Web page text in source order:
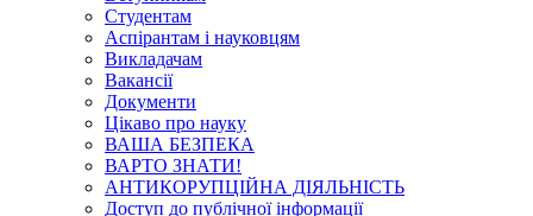
Студентам
Аспірантам і науковцям
Викладачам
Вакансії
Документи
Цікаво про науку
ВАША БЕЗПЕКА
ВАРТО ЗНАТИ!
АНТИКОРУПЦІЙНА ДІЯЛЬНІСТЬ
Доступ до публічної інформації